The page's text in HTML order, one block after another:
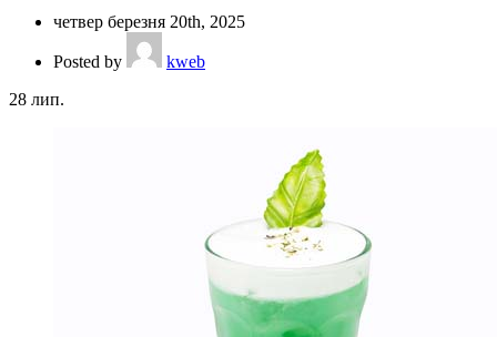
четвер березня 20th, 2025
Posted by
kweb
28 лип.